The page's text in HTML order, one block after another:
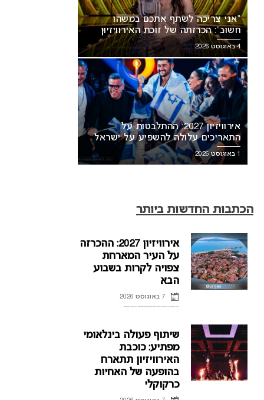
“אני צריכה לשתף אתכם במשהו
חשוב”: הכרזתה של זוכת האירוויזיון
מסעירה את הרשת
4 באוגוסט 2026
אירוויזיון 2027: ההתלבטות על
התאריכים עלולה להשפיע על ישראל
1 באוגוסט 2026
הכתבות החדשות ביותר
אירוויזיון 2027: ההכרזה
על העיר המארחת
צפויה לקרות בשבוע
הבא
7 באוגוסט 2026
שיתוף פעולה בינלאומי
מפתיע: כוכבת
האירוויזיון תתארח
בהופעה של האחיות
כרקוקלי